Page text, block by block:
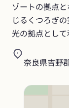
ゾートの拠点
じるくつろぎ
光の拠点として
奈良県吉野